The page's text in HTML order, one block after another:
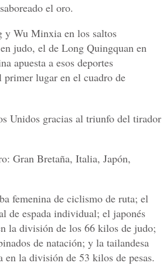
el oro.
y Wu Minxia en los saltos
judo, el de Long Quingquan en
apuesta a esos deportes
primer lugar en el cuadro de
Unidos gracias al triunfo del tirador
Gran Bretaña, Italia, Japón,
femenina de ciclismo de ruta; el
de espada individual; el japonés
la división de los 66 kilos de judo;
de natación; y la tailandesa
en la división de 53 kilos de pesas.